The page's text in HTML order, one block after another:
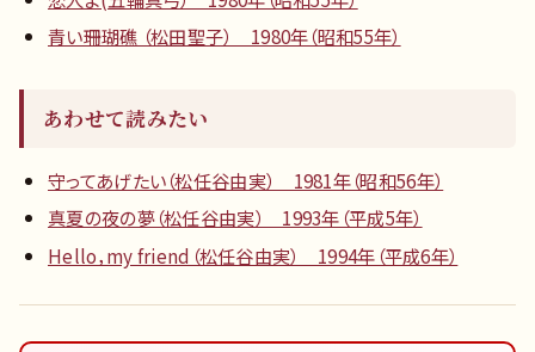
青い珊瑚礁 （松田聖子） 1980年（昭和55年）
あわせて読みたい
守ってあげたい（松任谷由実） 1981年（昭和56年）
真夏の夜の夢（松任谷由実） 1993年（平成5年）
Hello，my friend（松任谷由実） 1994年（平成6年）